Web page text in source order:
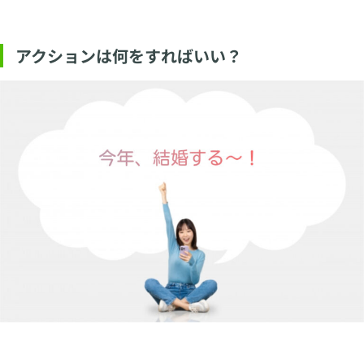
アクションは何をすればいい？